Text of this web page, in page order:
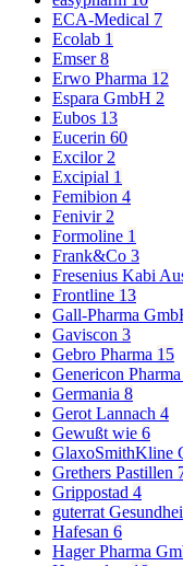
ECA-Medical 7
Ecolab 1
Emser8
Erwo Pharma 12
Espara GmbH 2
Eubos 13
Eucerin 60
Excilor2
Excipial 1
Femibion 4
Fenivir2
Formoline 1
Frank&Co 3
Fresenius Kabi
Frontline 13
Gall-Pharma
Gaviscon 3
Gebro Pharma 15
Genericon Pharma
Germania 8
Gerot Lannach 4
Gewußt wie 6
GlaxoSmithKline
Grethers Pastillen
Grippostad 4
guterrat
Hafesan 6
Hager Pharma